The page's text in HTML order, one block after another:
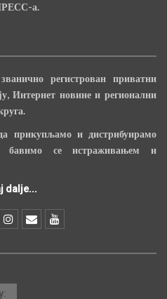
а.
регистрован приватни
Интернет новине и регионални
прикупљамо и дистрибуирамо
бавимо се истраживањем и
dalje...